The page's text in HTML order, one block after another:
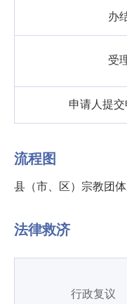
办
受
申请人提
流程图
县（市、区）宗教团
法律救济
行政复议